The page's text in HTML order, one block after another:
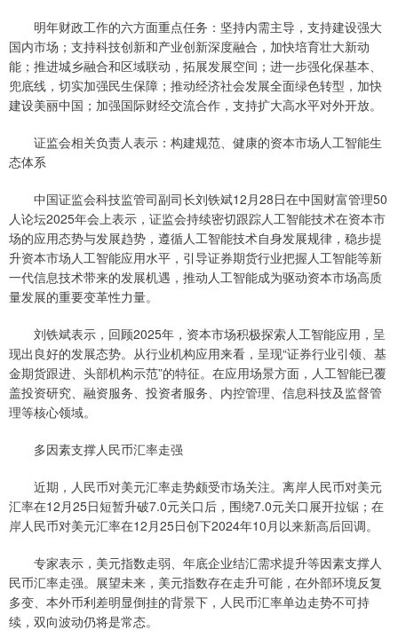
明年财政工作的六方面重点任务：坚持内需主导，支持建设强大
国内市场；支持科技创新和产业创新深度融合，加快培育壮大新动
能；推进城乡融合和区域联动，拓展发展空间；进一步强化保基本、
兜底线，切实加强民生保障；推动经济社会发展全面绿色转型，加快
建设美丽中国；加强国际财经交流合作，支持扩大高水平对外开放。
证监会相关负责人表示：构建规范、健康的资本市场人工智能生
态体系
中国证监会科技监管司副司长刘铁斌12月28日在中国财富管理50
人论坛2025年会上表示，证监会持续密切跟踪人工智能技术在资本市
场的应用态势与发展趋势，遵循人工智能技术自身发展规律，稳步提
升资本市场人工智能应用水平，引导证券期货行业把握人工智能等新
一代信息技术带来的发展机遇，推动人工智能成为驱动资本市场高质
量发展的重要变革性力量。
刘铁斌表示，回顾2025年，资本市场积极探索人工智能应用，呈
现出良好的发展态势。从行业机构应用来看，呈现“证券行业引领、基
金期货跟进、头部机构示范”的特征。在应用场景方面，人工智能已覆
盖投资研究、融资服务、投资者服务、内控管理、信息科技及监督管
理等核心领域。
多因素支撑人民币汇率走强
近期，人民币对美元汇率走势颇受市场关注。离岸人民币对美元
汇率在12月25日短暂升破7.0元关口后，围绕7.0元关口展开拉锯；在
岸人民币对美元汇率在12月25日创下2024年10月以来新高后回调。
专家表示，美元指数走弱、年底企业结汇需求提升等因素支撑人
民币汇率走强。展望未来，美元指数存在走升可能，在外部环境反复
多变、本外币利差明显倒挂的背景下，人民币汇率单边走势不可持
续，双向波动仍将是常态。